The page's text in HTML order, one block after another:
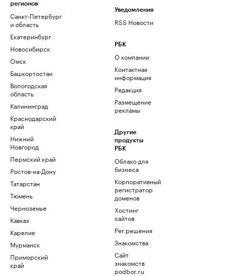
регионов
Санкт-Петербург
и область
Екатеринбург
Новосибирск
Омск
Башкортостан
Вологодская
область
Калининград
Краснодарский
край
Нижний
Новгород
Пермский край
Ростов-на-Дону
Татарстан
Тюмень
Черноземье
Кавказ
Карелия
Мурманск
Приморский
край
Уведомления
RSS Новости
РБК
О компании
Контактная
информация
Редакция
Размещение
рекламы
Другие
продукты
РБК
Облако для
бизнеса
Корпоративный
регистратор
доменов
Хостинг
сайтов
Рег.решения
Знакомства
Сайт
знакомств
podbor.ru